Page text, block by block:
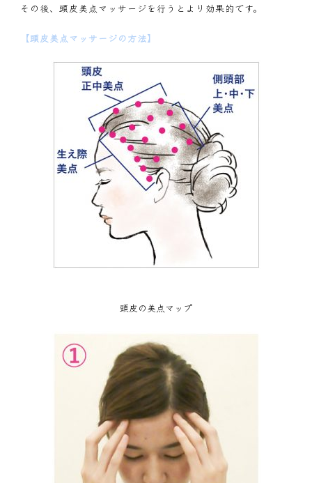
その後、頭皮美点マッサージを行うとより効果的です。
【頭皮美点マッサージの方法】
頭皮の美点マップ